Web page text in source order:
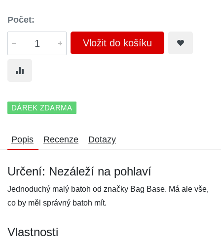
Počet:
Vložit do košíku
DÁREK ZDARMA
Popis Recenze Dotazy
Určení: Nezáleží na pohlaví
Jednoduchý malý batoh od značky Bag Base. Má ale vše,
co by měl správný batoh mít.
Vlastnosti